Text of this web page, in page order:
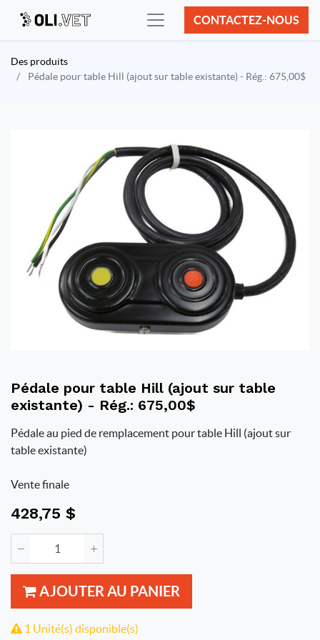
CONTACTEZ-NOUS
Des produits
Pédale pour table Hill (ajout sur table existante) - Rég.: 675,00$
Pédale pour table Hill (ajout sur table
existante) - Rég.: 675,00$
Pédale au pied de remplacement pour table Hill (ajout sur
table existante)
Vente finale
428,75 $
AJOUTER AU PANIER
1 Unité(s) disponible(s)